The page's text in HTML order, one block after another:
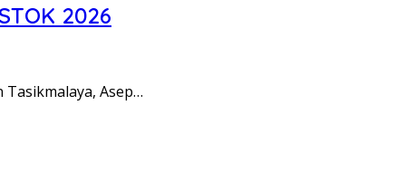
2026
Tasikmalaya, Asep…